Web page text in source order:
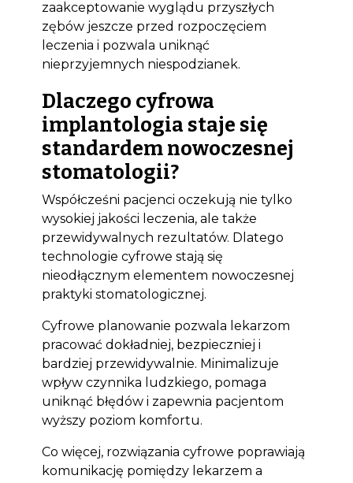
zaakceptowanie wyglądu przyszłych
zębów jeszcze przed rozpoczęciem
leczenia i pozwala uniknąć
nieprzyjemnych niespodzianek.
Dlaczego cyfrowa
implantologia staje się
standardem nowoczesnej
stomatologii?
Współcześni pacjenci oczekują nie tylko
wysokiej jakości leczenia, ale także
przewidywalnych rezultatów. Dlatego
technologie cyfrowe stają się
nieodłącznym elementem nowoczesnej
praktyki stomatologicznej.
Cyfrowe planowanie pozwala lekarzom
pracować dokładniej, bezpieczniej i
bardziej przewidywalnie. Minimalizuje
wpływ czynnika ludzkiego, pomaga
uniknąć błędów i zapewnia pacjentom
wyższy poziom komfortu.
Co więcej, rozwiązania cyfrowe poprawiają
komunikację pomiędzy lekarzem a